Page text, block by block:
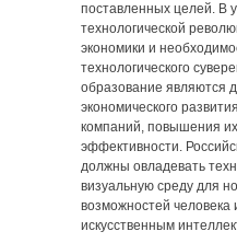
поставленных целей. В
технологической
экономики и
технологического
образование являются
экономического
компаний, повышения
эффективности.
должны овладевать
визуальную среду для
возможностей человека
искусственным